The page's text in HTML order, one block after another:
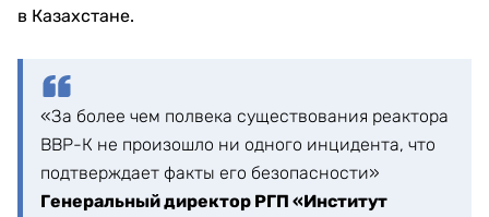
в Казахстане.
«За более чем полвека существования реактора
ВВР-К не произошло ни одного инцидента, что
подтверждает факты его безопасности»
Генеральный директор РГП «Институт